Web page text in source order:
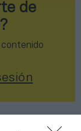
de
contenido